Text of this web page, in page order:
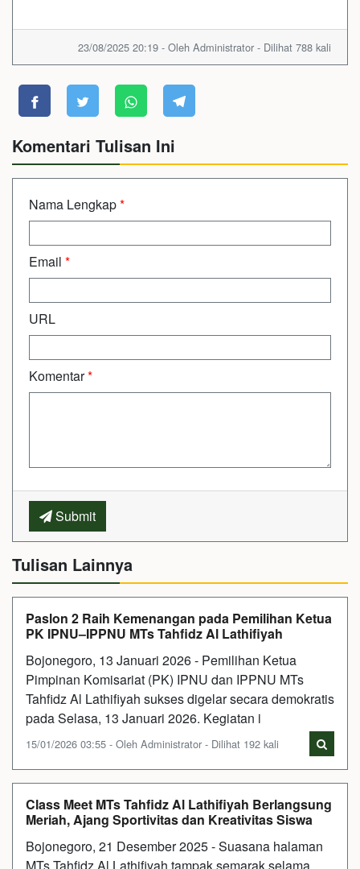
23/08/2025 20:19 - Oleh Administrator - Dilihat 788 kali
Komentari Tulisan Ini
Nama Lengkap*
Email *
URL
Komentar*
Submit
Tulisan Lainnya
Paslon 2 Raih Kemenangan pada Pemilihan Ketua
PK IPNU–IPPNU MTs Tahfidz Al Lathifiyah
Bojonegoro, 13 Januari 2026 - Pemilihan Ketua
Pimpinan Komisariat (PK) IPNU dan IPPNU MTs
Tahfidz Al Lathifiyah sukses digelar secara demokratis
pada Selasa, 13 Januari 2026. Kegiatan i
15/01/2026 03:55 - Oleh Administrator - Dilihat 192 kali
Class Meet MTs Tahfidz Al Lathifiyah Berlangsung
Meriah, Ajang Sportivitas dan Kreativitas Siswa
Bojonegoro, 21 Desember 2025 - Suasana halaman
MTs Tahfidz Al Lathifiyah tampak semarak selama